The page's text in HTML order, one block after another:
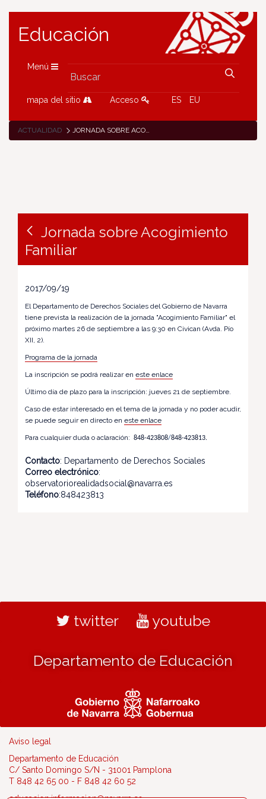
Educación
Menú
mapa del sitio Acceso ES EU
ACTUALIDAD JORNADA SOBRE ACOGIMIENTO FAMILIAR
Jornada sobre Acogimiento
Familiar
2017/09/19
El Departamento de Derechos Sociales del Gobierno de Navarra
tiene prevista la realización de la jornada "Acogimiento Familiar" el
próximo martes 26 de septiembre a las 9:30 en Civican (Avda. Pío
XII, 2).
Programa de la jornada
La inscripción se podrá realizar en este enlace
Último día de plazo para la inscripción: jueves 21 de septiembre.
Caso de estar interesado en el tema de la jornada y no poder acudir,
se puede seguir en directo en este enlace
Para cualquier duda o aclaración: 848-423808/848-423813.
Contacto: Departamento de Derechos Sociales
Correo electrónico:
observatoriorealidadsocial@navarra.es
Teléfono:848423813
twitter youtube
Departamento de Educación
Aviso legal
Departamento de Educación
C/ Santo Domingo S/N - 31001 Pamplona
T 848 42 65 00 - F 848 42 60 52